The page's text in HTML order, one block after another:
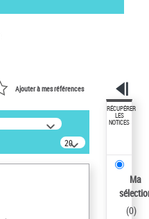
Ajouter à mes références
20
résultats/page
RÉCUPÉRER
LES
NOTICES
Ma
(0)